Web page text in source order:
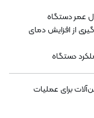
عمر دستگاه
از افزایش دمای
دستگاه
برای عملیات